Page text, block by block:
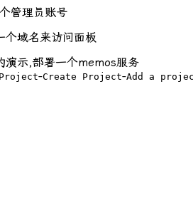
管理员账号
个域名来访问面板
演示,部署一个memos服务
Project-Create Project-Add a